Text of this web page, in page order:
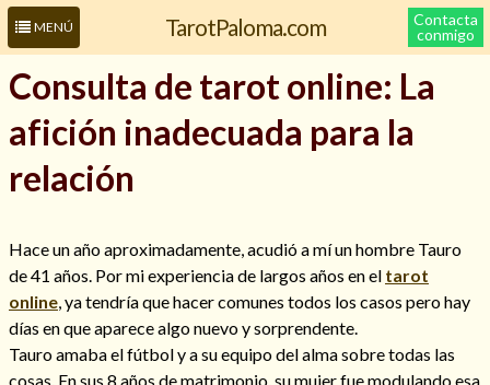
MENÚ TarotPaloma.com
Contacta
conmigo
Leer más sobre mí
Consulta de tarot online: La
afición inadecuada para la
relación
Hace un año aproximadamente, acudió a mí un hombre Tauro
de 41 años. Por mi experiencia de largos años en el tarot
online , ya tendría que hacer comunes todos los casos pero hay
días en que aparece algo nuevo y sorprendente.
Tauro amaba el fútbol y a su equipo del alma sobre todas las
cosas. En sus 8 años de matrimonio, su mujer fue modulando esa